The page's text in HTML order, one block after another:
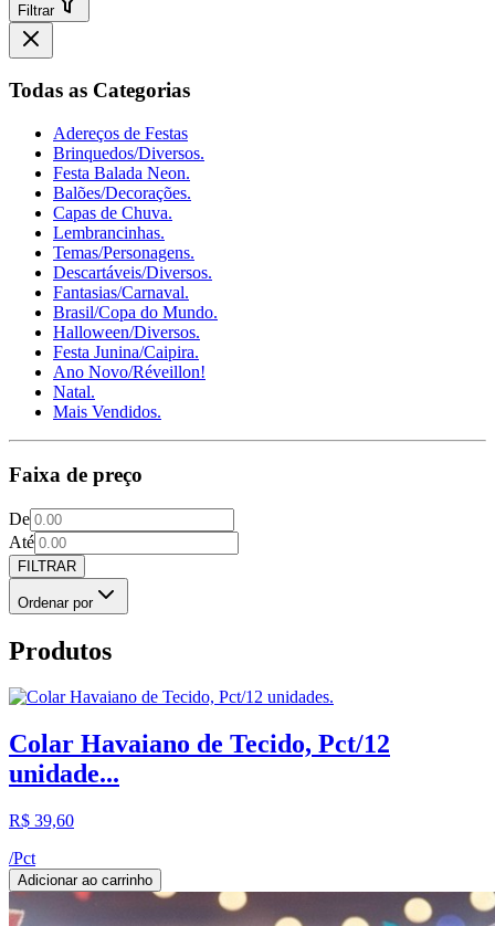
Filtrar
Todas as Categorias
Adereços de Festas
Brinquedos/Diversos.
Festa Balada Neon.
Balões/Decorações.
Capas de Chuva.
Lembrancinhas.
Temas/Personagens.
Descartáveis/Diversos.
Fantasias/Carnaval.
Brasil/Copa do Mundo.
Halloween/Diversos.
Festa Junina/Caipira.
Ano Novo/Réveillon!
Natal.
Mais Vendidos.
Faixa de preço
De
Até
FILTRAR
Ordenar por
Produtos
Colar Havaiano de Tecido, Pct/12
unidade...
R$ 39,60
/Pct
Adicionar ao carrinho